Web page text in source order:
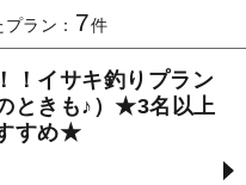
ラン： 7件
イサキ釣りプラン
ときも♪）★3名以上
すめ★